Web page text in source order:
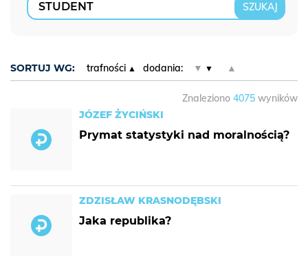
SORTUJ WG: trafności dodania: ▼ ▲
Znaleziono 4075 wyników
JÓZEF ŻYCIŃSKI
Prymat statystyki nad moralnością?
ZDZISŁAW KRASNODĘBSKI
Jaka republika?